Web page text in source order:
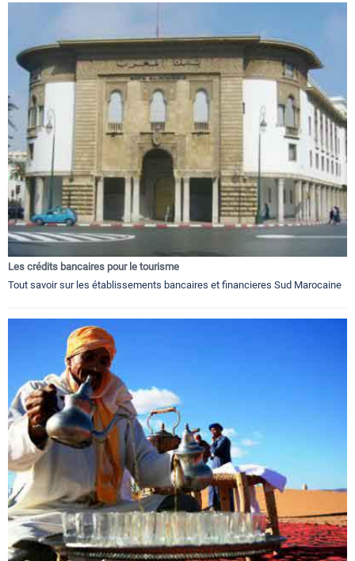
Les crédits bancaires pour le tourisme
Tout savoir sur les établissements bancaires et financieres Sud Marocaine